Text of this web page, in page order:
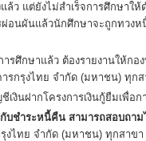
ยังไม่สำเร็จการศึกษาให้ด
อนผันแล้วนักศึกษาจะถูกทวง
ษาแล้ว ต้องรายงานให้กอง
รกรุงไทย จำกัด (มหาชน) ทุกส
ากโครงการเงินกู้ยืมเพื่อก
กับชำระหนี้คืน สามารถสอบถา
งไทย จำกัด (มหาชน) ทุกสาขา